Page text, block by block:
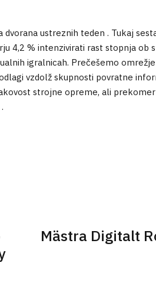
ustreznih teden . Tukaj
% intenzivirati rast stopnja ob
igralnicah. Prečešemo
vzdolž skupnosti povratne
strojne opreme, ali
Mästra Digitalt